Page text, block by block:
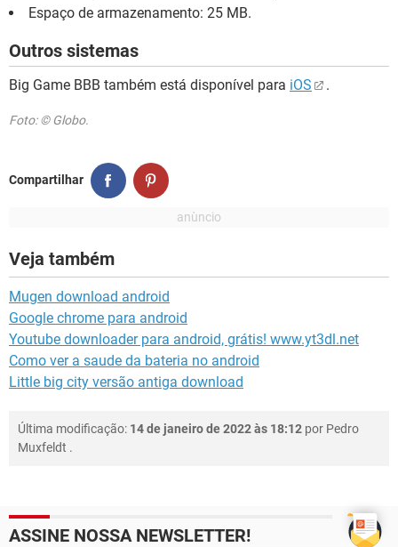
Espaço de armazenamento: 25 MB.
Outros sistemas
Big Game BBB também está disponível para iOS .
Foto: © Globo.
Compartilhar
Veja também
Mugen download android
Google chrome para android
Youtube downloader para android, grátis! www.yt3dl.net
Como ver a saude da bateria no android
Little big city versão antiga download
Última modificação: 14 de janeiro de 2022 às 18:12 por Pedro
Muxfeldt .
ASSINE NOSSA NEWSLETTER!